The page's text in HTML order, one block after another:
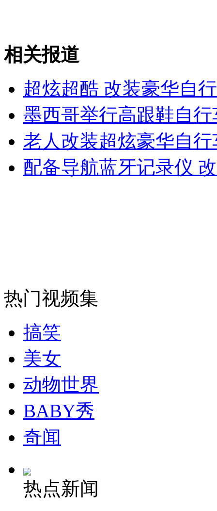
山西运城恶犬咬伤多人 警民合力深夜将其击毙
女孩北京地铁殴打老人 痛下狠手拳打脚踢
无痛分娩是否安全 医生回应
外交部：反对强权政治霸凌主义
纽约上演“枕头大战”
司机酒驾遇交警 急速倒车逃窜
相关报道
超炫超酷 改装豪华自
墨西哥举行高跟鞋自
老人改装超炫豪华自行
配备导航蓝牙记录仪
热门视频集
搞笑
美女
动物世界
BABY秀
奇闻
热点新闻